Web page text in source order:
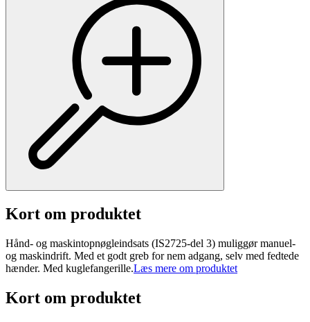
Kort om produktet
Hånd- og maskintopnøgleindsats (IS2725-del 3) muliggør manuel-
og maskindrift. Med et godt greb for nem adgang, selv med fedtede
hænder. Med kuglefangerille.Læs mere om produktet
Kort om produktet